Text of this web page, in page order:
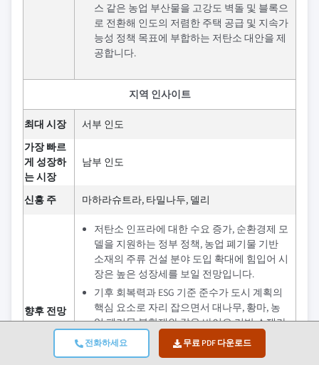
전화하세요 무료 PDF 다운로드
스 같은 농업 부산물을 고강도 벽돌 및 블록으
로 전환해 인도의 저렴한 주택 공급 및 지속가
능성 정책 목표에 부합하는 저탄소 대안을 제
공합니다.
지역 인사이트
최대 시장
서부 인도
가장 빠르
게 성장하
는 시장
남부 인도
신흥 주 마하라슈트라, 타밀나두, 델리
향후 전망
저탄소 인프라에 대한 수요 증가, 순환경제 모
델을 지원하는 정부 정책, 농업 폐기물 기반
소재의 주류 건설 분야 도입 확대에 힘입어 시
장은 높은 성장세를 보일 전망입니다.
기후 회복력과 ESG 기준 준수가 도시 계획의
핵심 요소로 자리 잡으면서 대나무, 황마, 농
업 폐기물 복합재와 같은 바이오 기반 소재가
주택, 상업 시설 및 공공 인프라 프로젝트 전
반에서 더욱 활발히 활용될 전망이며, 이에 따